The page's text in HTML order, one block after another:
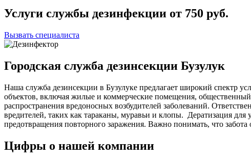
Услуги службы дезинфекции от 750 руб.
Вызвать специалиста
Городская служба дезинсекции Бузулук
Наша служба дезинсекции в Бузулуке предлагает широкий спектр
объектов, включая жилые и коммерческие помещения, общественный
распространения вредоносных возбудителей заболеваний.
вредителей, таких как тараканы, муравьи и клопы. Дератизация
предотвращения повторного заражения. Важно понимать, что
Цифры о нашей компании